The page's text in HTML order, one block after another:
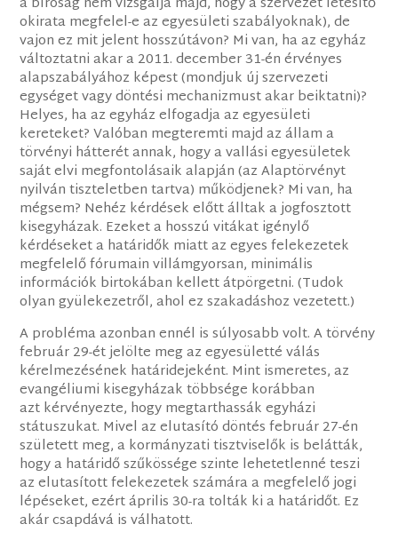
okirata megfelel-e az egyesületi szabályoknak), de
vajon ez mit jelent hosszútávon? Mi van, ha az egyház
változtatni akar a 2011. december 31-én érvényes
alapszabályához képest (mondjuk új szervezeti
egységet vagy döntési mechanizmust akar beiktatni)?
Helyes, ha az egyház elfogadja az egyesületi
kereteket? Valóban megteremti majd az állam a
törvényi hátterét annak, hogy a vallási egyesületek
saját elvi megfontolásaik alapján (az Alaptörvényt
nyilván tiszteletben tartva) működjenek? Mi van, ha
mégsem? Nehéz kérdések előtt álltak a jogfosztott
kisegyházak. Ezeket a hosszú vitákat igénylő
kérdéseket a határidők miatt az egyes felekezetek
megfelelő fórumain villámgyorsan, minimális
információk birtokában kellett átpörgetni. (Tudok
olyan gyülekezetről, ahol ez szakadáshoz vezetett.)
A probléma azonban ennél is súlyosabb volt. A törvény
február 29-ét jelölte meg az egyesületté válás
kérelmezésének határidejeként. Mint ismeretes, az
evangéliumi kisegyházak többsége korábban
azt kérvényezte, hogy megtarthassák egyházi
státuszukat. Mivel az elutasító döntés február 27-én
született meg, a kormányzati tisztviselők is belátták,
hogy a határidő szűkössége szinte lehetetlenné teszi
az elutasított felekezetek számára a megfelelő jogi
lépéseket, ezért április 30-ra tolták ki a határidőt. Ez
akár csapdává is válhatott.